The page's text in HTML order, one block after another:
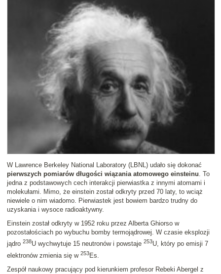
W Lawrence Berkeley National Laboratory (LBNL) udało się dokonać
pierwszych pomiarów długości wiązania atomowego einsteinu. To
jedna z podstawowych cech interakcji pierwiastka z innymi atomami i
molekułami. Mimo, że einstein został odkryty przed 70 laty, to wciąż
niewiele o nim wiadomo. Pierwiastek jest bowiem bardzo trudny do
uzyskania i wysoce radioaktywny.
Einstein został odkryty w 1952 roku przez Alberta Ghiorso w
pozostałościach po wybuchu bomby termojądrowej. W czasie eksplozji
jądro 238U wychwytuje 15 neutronów i powstaje 253U, który po emisji 7
elektronów zmienia się w 253Es.
Zespół naukowy pracujący pod kierunkiem profesor Rebeki Abergel z